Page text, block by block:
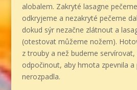
alobalem. Zakryté lasagne
odkryjeme a nezakryté pečeme
dokud sýr nezačne zlátnout a
(otestovat můžeme nožem).
z trouby a než budeme
odpočinout, aby hmota zpevnila
nerozpadla.